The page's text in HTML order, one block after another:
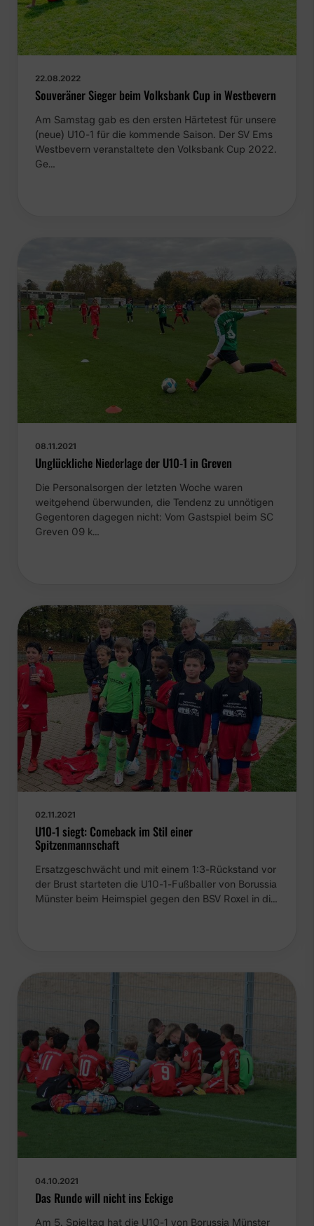
22.08.2022
Souveräner Sieger beim Volksbank Cup in Westbevern
Am Samstag gab es den ersten Härtetest für unsere
(neue) U10-1 für die kommende Saison. Der SV Ems
Westbevern veranstaltete den Volksbank Cup 2022.
Ge…
08.11.2021
Unglückliche Niederlage der U10-1 in Greven
Die Personalsorgen der letzten Woche waren
weitgehend überwunden, die Tendenz zu unnötigen
Gegentoren dagegen nicht: Vom Gastspiel beim SC
Greven 09 k…
02.11.2021
U10-1 siegt: Comeback im Stil einer
Spitzenmannschaft
Ersatzgeschwächt und mit einem 1:3-Rückstand vor
der Brust starteten die U10-1-Fußballer von Borussia
Münster beim Heimspiel gegen den BSV Roxel in di…
04.10.2021
Das Runde will nicht ins Eckige
Am 5. Spieltag hat die U10-1 von Borussia Münster